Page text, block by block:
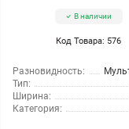
В наличии
Код Товара: 576
Разновидность:
Тип:
Ширина:
Категория: